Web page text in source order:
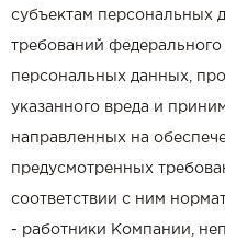
субъектам персональных
требований федерального
персональных данных,
указанного вреда и
направленных на
предусмотренных
соответствии с ним
- работники Компании,